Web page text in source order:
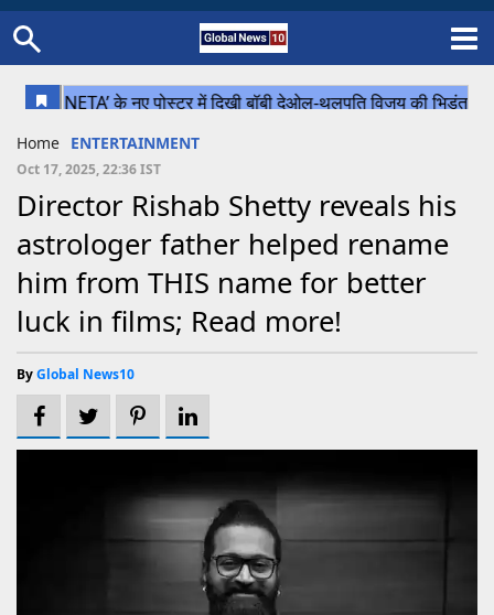
Uttar Pradesh
Chhattisgarh
Bihar
Uttrakhand
Cricket
Football
Home ENTERTAINMENT
Oct 17, 2025, 22:36 IST
Director Rishab Shetty reveals his
astrologer father helped rename
him from THIS name for better
luck in films; Read more!
ByGlobal News10